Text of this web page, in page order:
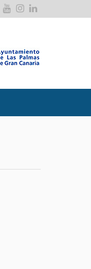
YoutubeInstagram
Linkedin